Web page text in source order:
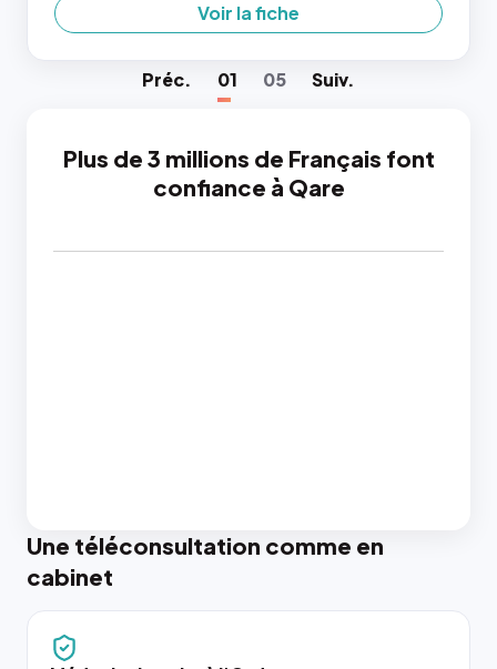
Voir la fiche
Préc. 01 05 Suiv.
Plus de 3 millions de Français font
confiance à Qare
Une téléconsultation comme en
cabinet